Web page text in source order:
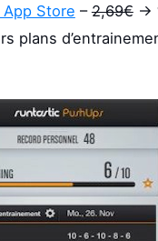
App Store –2,69€->
plans